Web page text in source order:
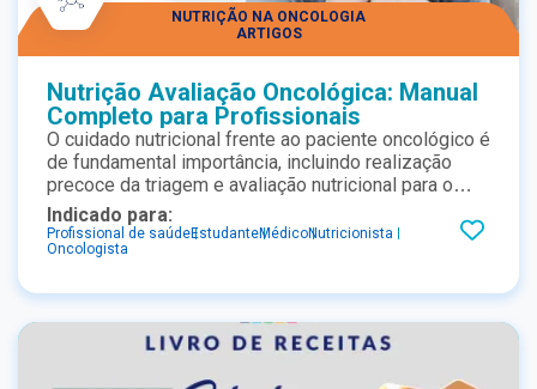
NUTRIÇÃO NA ONCOLOGIA
ARTIGOS
Nutrição Avaliação Oncológica: Manual
Completo para Profissionais
O cuidado nutricional frente ao paciente oncológico é
de fundamental importância, incluindo realização
precoce da triagem e avaliação nutricional para o
planejamento da intervenção dietoterápica. Acesse
o Manual de Avaliação Nutricional em Oncologia e
saiba mais.
Indicado para:
Profissional de saúdeEstudanteMédicoNutricionista
Oncologista